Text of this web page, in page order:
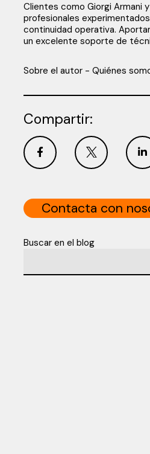
Clientes como Giorgi Armani
profesionales
continuidad operativa.
un excelente soporte de
Sobre el autor - Quiénes
Compartir:
Contacta con
Buscar en el blog